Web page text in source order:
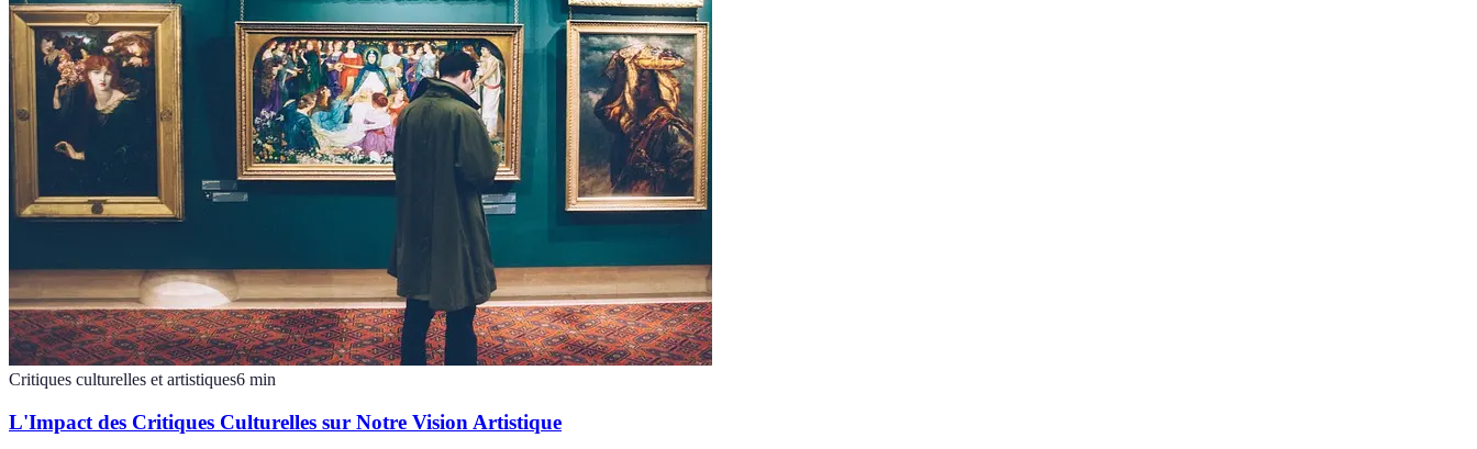
Critiques culturelles et artistiques6 min
L'Impact des Critiques Culturelles sur Notre Vision Artistique